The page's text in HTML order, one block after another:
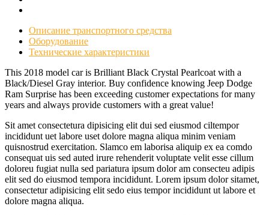
Описание транспортного средства
Оборудование
Технические характеристики
This 2018 model car is Brilliant Black Crystal Pearlcoat with a
Black/Diesel Gray interior. Buy confidence knowing Jeep Dodge
Ram Surprise has been exceeding customer expectations for many
years and always provide customers with a great value!
Sit amet consectetura dipisicing elit dui sed eiusmod ciltempor
incididunt uet labore uset dolore magna aliqua minim veniam
quisnostrud exercitation. Slamco em laborisa aliquip ex ea comdo
consequat uis sed auted irure rehenderit voluptate velit esse cillum
doloreu fugiat nulla sed pariatura ipsum dolor am consecteu adipis
elit sed do eiusmod tempora incididunt. Lorem ipsum dolor sitamet,
consectetur adipisicing elit sedo eius tempor incididunt ut labore et
dolore magna aliqua.